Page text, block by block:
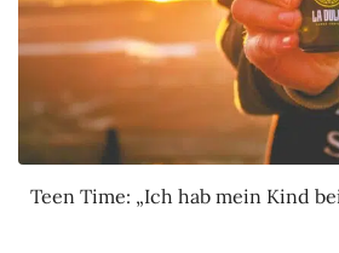
Teen Time: „Ich hab mein Kind